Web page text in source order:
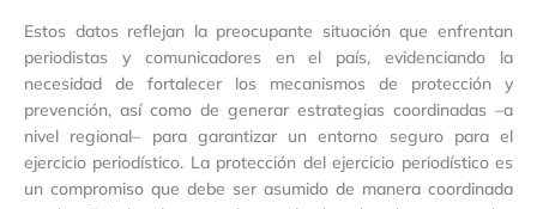
Estos datos reflejan la preocupante situación que enfrentan
periodistas y comunicadores en el país, evidenciando la
necesidad de fortalecer los mecanismos de protección y
prevención, así como de generar estrategias coordinadas –a
nivel regional– para garantizar un entorno seguro para el
ejercicio periodístico. La protección del ejercicio periodístico es
un compromiso que debe ser asumido de manera coordinada